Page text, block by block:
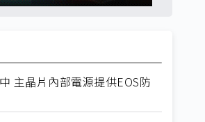
主晶片內部電源提供EOS防